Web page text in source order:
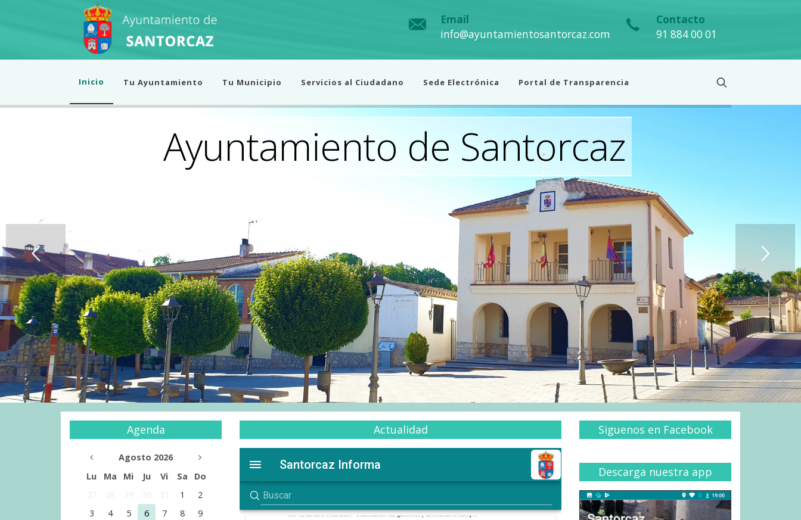
Email
info@ayuntamientosantorcaz.com
Contacto
91 884 00 01
Inicio Tu Ayuntamiento Tu Municipio Servicios al Ciudadano Sede Electrónica Portal de Transparencia
Agenda
Agosto 2026
Lu
Ma Mi Ju Vi Sa
Do
1
2
3
4 5 6 7 8
9
Actualidad Siguenos en Facebook
Descarga nuestra app